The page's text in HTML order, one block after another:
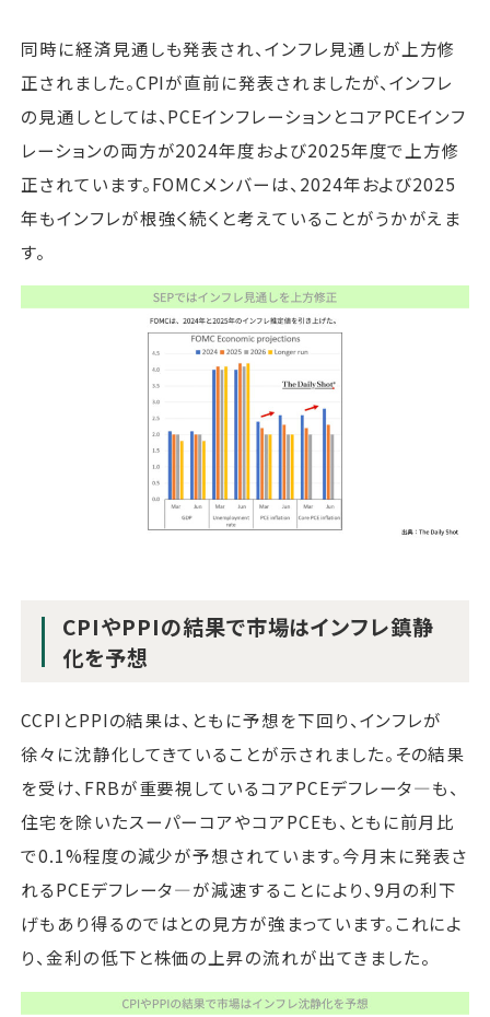
同時に経済見通しも発表され、インフレ見通しが上方修
正されました。CPIが直前に発表されましたが、インフレ
の見通しとしては、PCEインフレーションとコアPCEインフ
レーションの両方が2024年度および2025年度で上方修
正されています。FOMCメンバーは、2024年および2025
年もインフレが根強く続くと考えていることがうかがえま
す。
CPIやPPIの結果で市場はインフレ鎮静
化を予想
CCPIとPPIの結果は、ともに予想を下回り、インフレが
徐々に沈静化してきていることが示されました。その結果
を受け、FRBが重要視しているコアPCEデフレータ―も、
住宅を除いたスーパーコアやコアPCEも、ともに前月比
で0.1%程度の減少が予想されています。今月末に発表さ
れるPCEデフレータ―が減速することにより、9月の利下
げもあり得るのではとの見方が強まっています。これによ
り、金利の低下と株価の上昇の流れが出てきました。